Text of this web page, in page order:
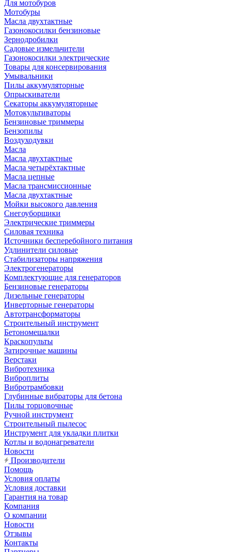
Для мотобуров
Мотобуры
Масла двухтактные
Газонокосилки бензиновые
Зернодробилки
Садовые измельчители
Газонокосилки электрические
Товары для консервирования
Умывальники
Пилы аккумуляторные
Опрыскиватели
Секаторы аккумуляторные
Мотокультиваторы
Бензиновые триммеры
Бензопилы
Воздуходувки
Масла
Масла двухтактные
Масла четырёхтактные
Масла цепные
Масла трансмиссионные
Масла двухтактные
Мойки высокого давления
Снегоуборщики
Электрические триммеры
Силовая техника
Источники бесперебойного питания
Удлинители силовые
Стабилизаторы напряжения
Электрогенераторы
Комплектующие для генераторов
Бензиновые генераторы
Дизельные генераторы
Инверторные генераторы
Автотрансформаторы
Строительный инструмент
Бетономешалки
Краскопульты
Затирочные машины
Верстаки
Вибротехника
Виброплиты
Вибротрамбовки
Глубинные вибраторы для бетона
Пилы торцовочные
Ручной инструмент
Строительный пылесос
Инструмент для укладки плитки
Котлы и водонагреватели
Новости
Производители
Помощь
Условия оплаты
Условия доставки
Гарантия на товар
Компания
О компании
Новости
Отзывы
Контакты